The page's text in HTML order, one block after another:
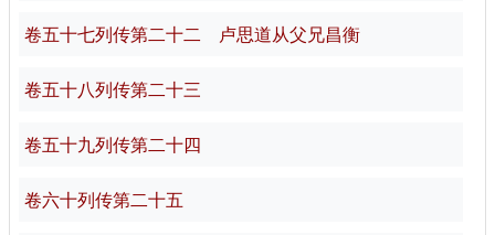
卷五十七列传第二十二 卢思道从父兄昌衡
卷五十八列传第二十三
卷五十九列传第二十四
卷六十列传第二十五